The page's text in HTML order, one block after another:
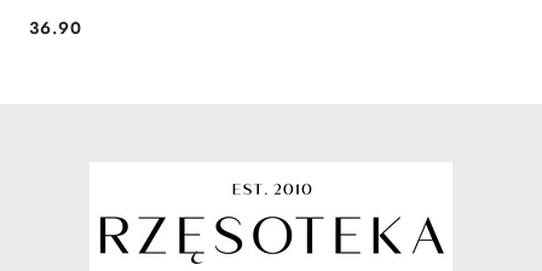
Cena:
36.90